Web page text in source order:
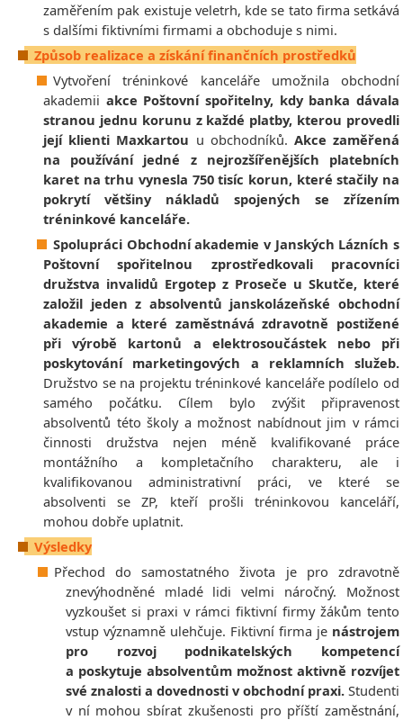
zaměřením pak existuje veletrh, kde se tato firma setkává
s dalšími fiktivními firmami a obchoduje s nimi.
Způsob realizace a získání finančních prostředků
Vytvoření tréninkové kanceláře umožnila obchodní
akademii akce Poštovní spořitelny, kdy banka dávala
stranou jednu korunu z každé platby, kterou provedli
její klienti Maxkartou u obchodníků. Akce zaměřená
na používání jedné z nejrozšířenějších platebních
karet na trhu vynesla 750 tisíc korun, které stačily na
pokrytí většiny nákladů spojených se zřízením
tréninkové kanceláře.
Spolupráci Obchodní akademie v Janských Lázních s
Poštovní spořitelnou zprostředkovali pracovníci
družstva invalidů Ergotep z Proseče u Skutče, které
založil jeden z absolventů janskolázeňské obchodní
akademie a které zaměstnává zdravotně postižené
při výrobě kartonů a elektrosoučástek nebo při
poskytování marketingových a reklamních služeb.
Družstvo se na projektu tréninkové kanceláře podílelo od
samého počátku. Cílem bylo zvýšit připravenost
absolventů této školy a možnost nabídnout jim v rámci
činnosti družstva nejen méně kvalifikované práce
montážního a kompletačního charakteru, ale i
kvalifikovanou administrativní práci, ve které se
absolventi se ZP, kteří prošli tréninkovou kanceláří,
mohou dobře uplatnit.
Výsledky
Přechod do samostatného života je pro zdravotně
znevýhodněné mladé lidi velmi náročný. Možnost
vyzkoušet si praxi v rámci fiktivní firmy žákům tento
vstup významně ulehčuje. Fiktivní firma je nástrojem
pro rozvoj podnikatelských kompetencí
a poskytuje absolventům možnost aktivně rozvíjet
své znalosti a dovednosti v obchodní praxi.Studenti
v ní mohou sbírat zkušenosti pro příští zaměstnání,